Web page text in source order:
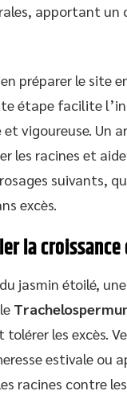
apportant un
préparer le site
étape facilite
et vigoureuse. Un
racines et
suivants,
excès.
la
du jasmin étoilé,
les excès.
estivale ou
racines contre